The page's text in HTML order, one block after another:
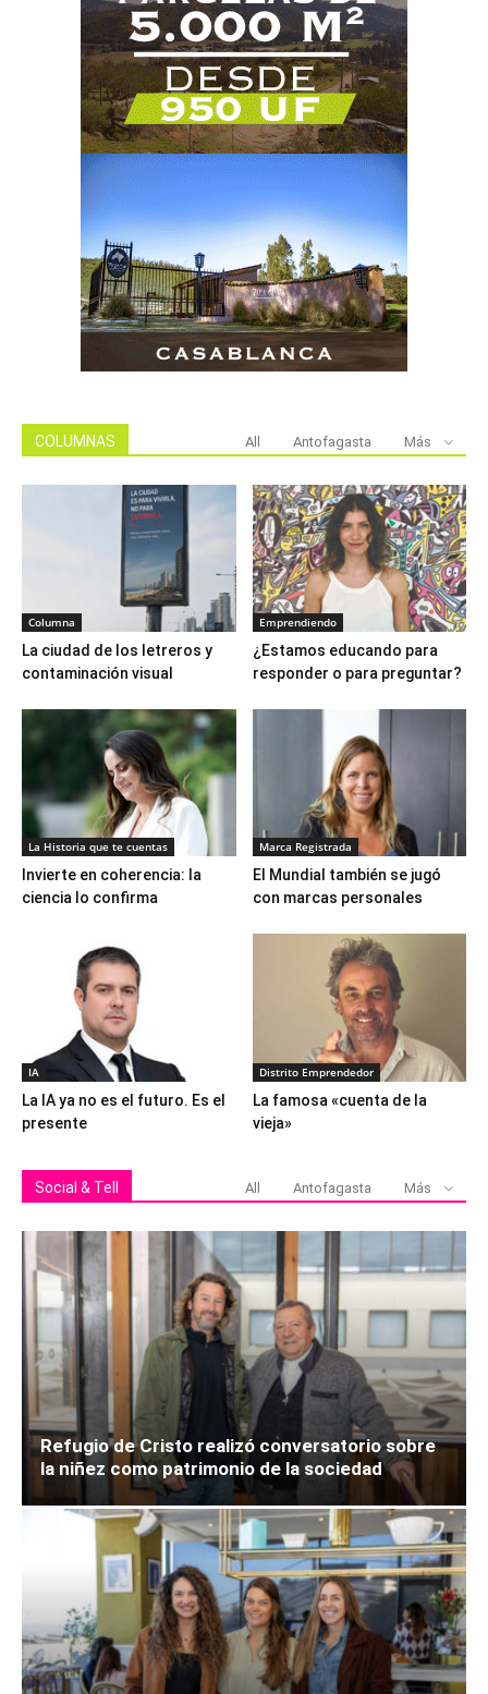
COLUMNAS All Antofagasta Más
Columna
La ciudad de los letreros y
contaminación visual
Emprendiendo
¿Estamos educando para
responder o para preguntar?
La Historia que te cuentas
Invierte en coherencia: la
ciencia lo confirma
Marca Registrada
El Mundial también se jugó
con marcas personales
IA
La IA ya no es el futuro. Es el
presente
Distrito Emprendedor
La famosa «cuenta de la
vieja»
Social & Tell All Antofagasta Más
Refugio de Cristo realizó conversatorio sobre
la niñez como patrimonio de la sociedad